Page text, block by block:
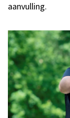
aanvulling.